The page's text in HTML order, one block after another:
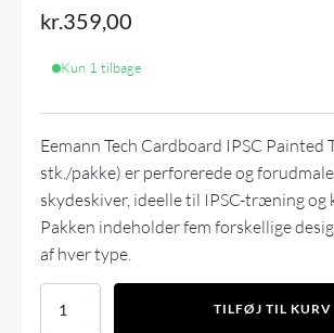
kr.359,00
Kun 1 tilbage
Eemann Tech Cardboard IPSC Painted
stk./pakke) er perforerede og
skydeskiver, ideelle til IPSC-træning og
Pakken indeholder fem forskellige
af hver type.
Eemann
TILFØJ TIL KURV